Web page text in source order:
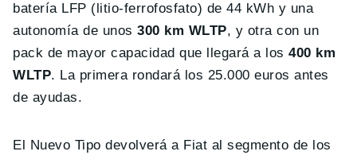
batería LFP (litio-ferrofosfato) de 44 kWh y una
autonomía de unos300 km WLTP, y otra con un
pack de mayor capacidad que llegará a los400 km
WLTP. La primera rondará los 25.000 euros antes
de ayudas.
El Nuevo Tipo devolverá a Fiat al segmento de los